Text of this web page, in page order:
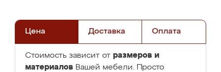
Цена Доставка Оплата
Стоимость зависит от размеров и
материалов Вашей мебели. Просто